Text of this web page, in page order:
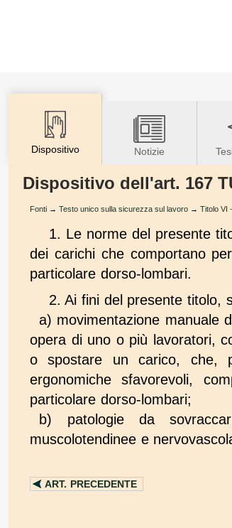
Dispositivo Notizie
Dispositivo dell'art. 167
Fonti → Testo unico sulla sicurezza sul lavoro → Titolo VI
1. Le norme del presente
dei carichi che comportano
particolare dorso-lombari.
2. Ai fini del presente titolo,
a) movimentazione manuale
opera di uno o più lavoratori,
o spostare un carico, che,
ergonomiche sfavorevoli,
particolare dorso-lombari;
b) patologie da
muscolotendinee e
ART. PRECEDENTE